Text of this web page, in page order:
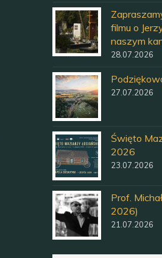
filmu o
naszym
28.07.2026
27.07.2026
Święto
2026
23.07.2026
Prof.
2026)
21.07.2026